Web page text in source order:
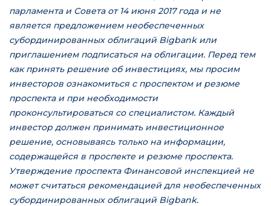
парламента и Совета от 14 июня 2017 года и не
является предложением необеспеченных
субординированных облигаций Bigbank или
приглашением подписаться на облигации. Перед тем
как принять решение об инвестициях, мы просим
инвесторов ознакомиться с проспектом и резюме
проспекта и при необходимости
проконсультироваться со специалистом. Каждый
инвестор должен принимать инвестиционное
решение, основываясь только на информации,
содержащейся в проспекте и резюме проспекта.
Утверждение проспекта Финансовой инспекцией не
может считаться рекомендацией для необеспеченных
субординированных облигаций Bigbank.